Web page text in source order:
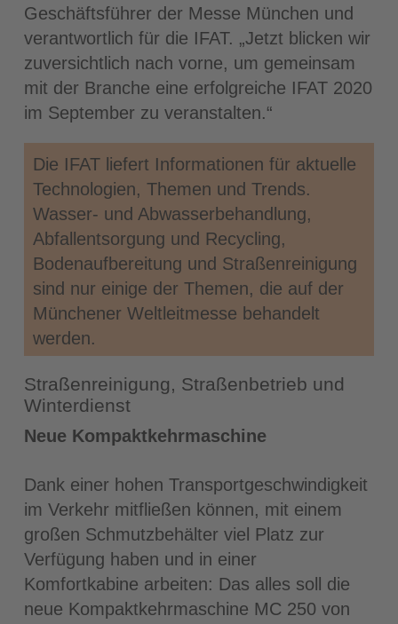
Geschäftsführer der Messe München und
verantwortlich für die IFAT. „Jetzt blicken wir
zuversichtlich nach vorne, um gemeinsam
mit der Branche eine erfolgreiche IFAT 2020
im September zu veranstalten.“
Die IFAT liefert Informationen für aktuelle
Technologien, Themen und Trends.
Wasser- und Abwasserbehandlung,
Abfallentsorgung und Recycling,
Bodenaufbereitung und Straßenreinigung
sind nur einige der Themen, die auf der
Münchener Weltleitmesse behandelt
werden.
Straßenreinigung, Straßenbetrieb und
Winterdienst
Neue Kompaktkehrmaschine
Dank einer hohen Transportgeschwindigkeit
im Verkehr mitfließen können, mit einem
großen Schmutzbehälter viel Platz zur
Verfügung haben und in einer
Komfortkabine arbeiten: Das alles soll die
neue Kompaktkehrmaschine MC 250 von